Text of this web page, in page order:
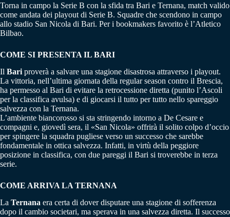
Torna in campo la Serie B con la sfida tra Bari e Ternana, match valido
come andata dei playout di Serie B. Squadre che scendono in campo
allo stadio San Nicola di Bari. Per i bookmakers favorito è l’Atletico
Bilbao.
COME SI PRESENTA IL BARI
Il Bari proverà a salvare una stagione disastrosa attraverso i playout.
La vittoria, nell’ultima giornata della regular season contro il Brescia,
ha permesso al Bari di evitare la retrocessione diretta (punito l’Ascoli
per la classifica avulsa) e di giocarsi il tutto per tutto nello spareggio
salvezza con la Ternana.
L’ambiente biancorosso si sta stringendo intorno a De Cesare e
compagni e, giovedì sera, il «San Nicola» offrirà il solito colpo d’occio
per spingere la squadra pugliese verso un successo che sarebbe
fondamentale in ottica salvezza. Infatti, in virtù della peggiore
posizione in classifica, con due pareggi il Bari si troverebbe in terza
serie.
COME ARRIVA LA TERNANA
La Ternana era certa di dover disputare una stagione di sofferenza
dopo il cambio societari, ma sperava in una salvezza diretta. Il successo